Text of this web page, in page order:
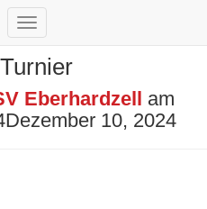
Navigation
umschalten
Eberhardzell am
Dezember 10, 2024